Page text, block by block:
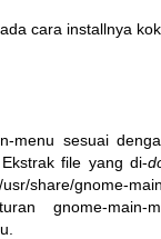
cara installnya kok
menu sesuai
file yang di-
share/gnome-
gnome-